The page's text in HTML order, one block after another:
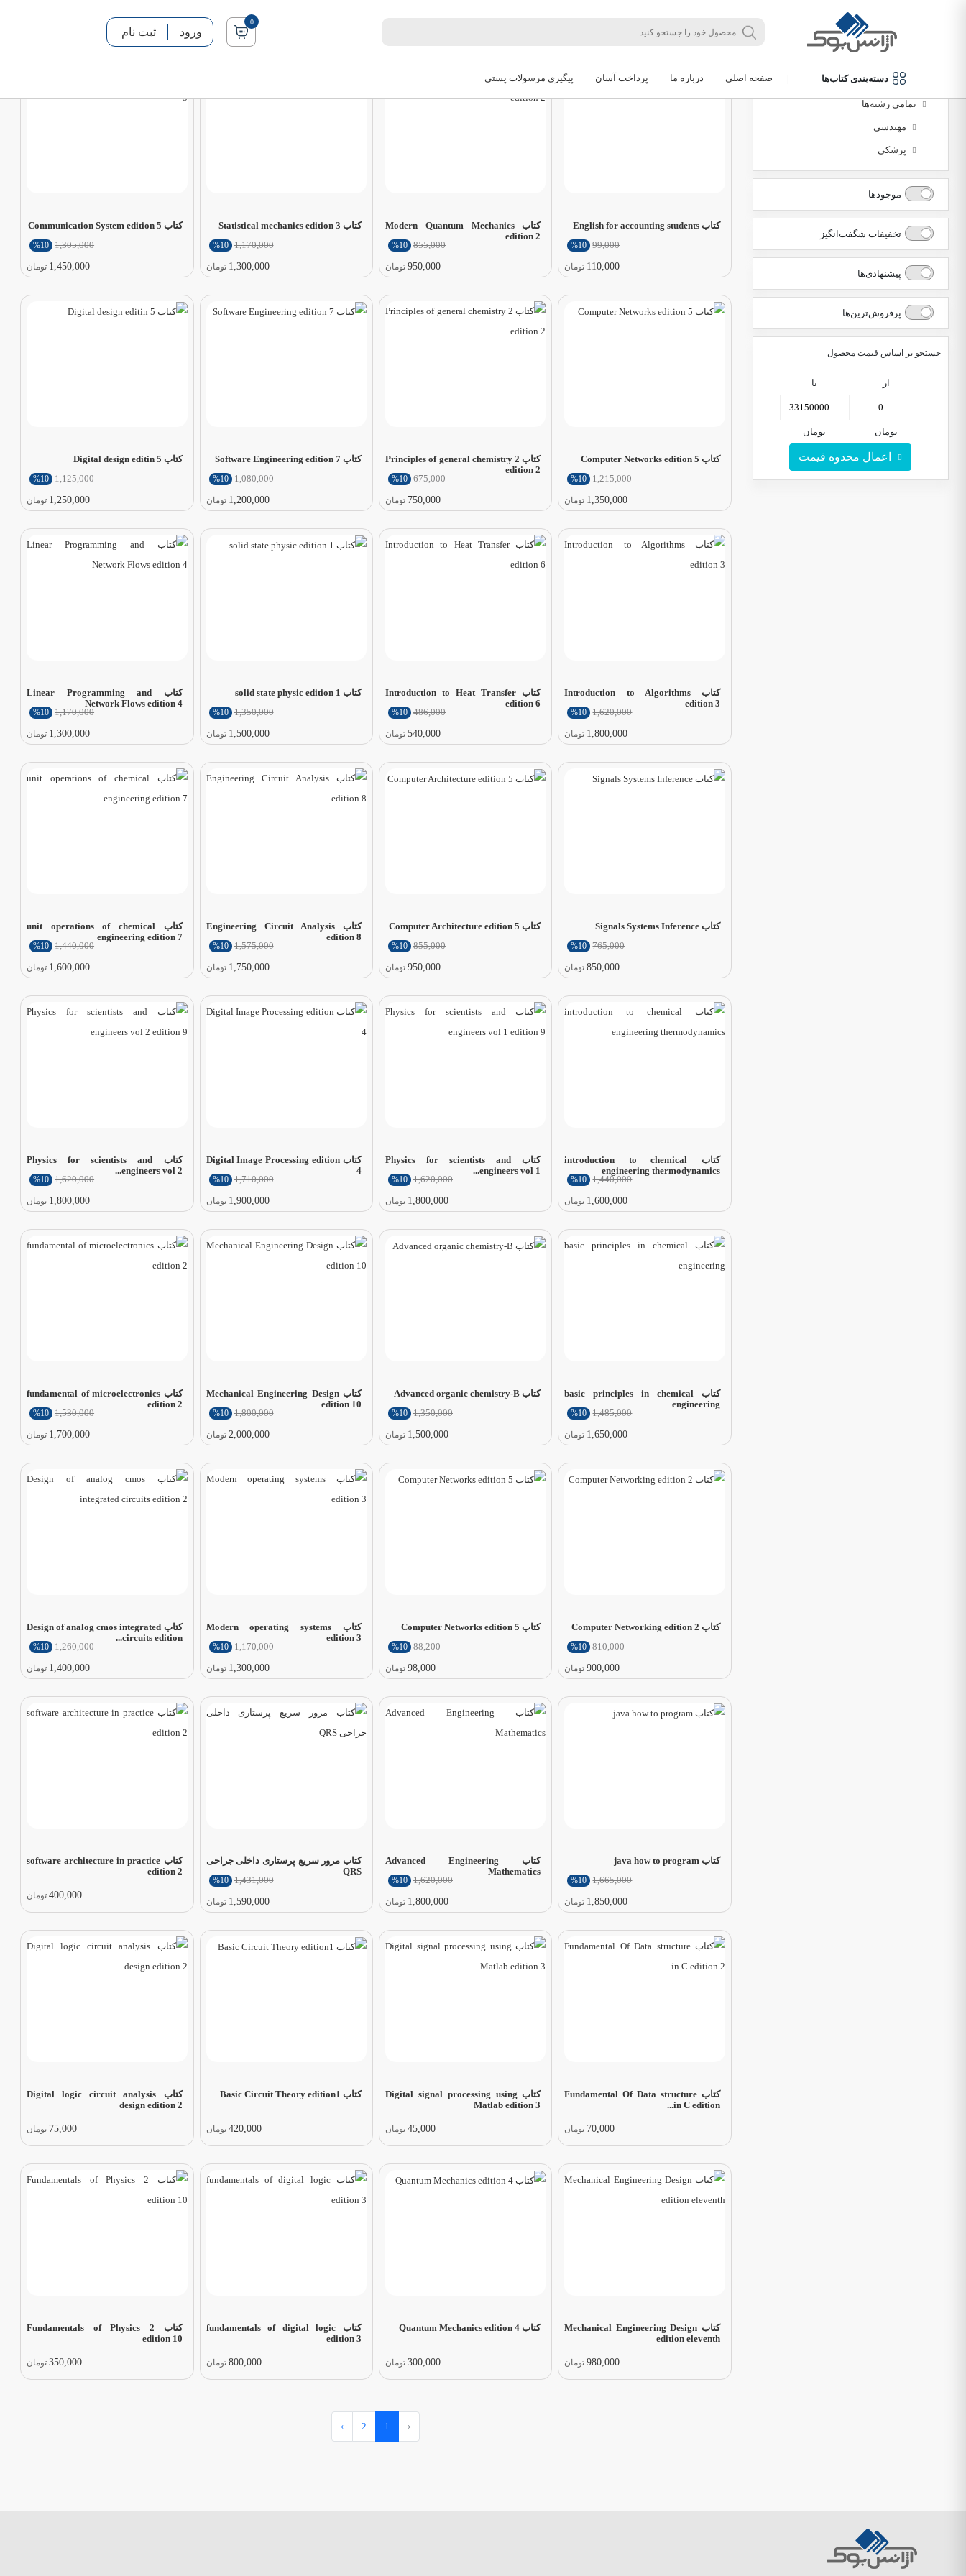
0
ورود ثبت نام
دسته‌بندی کتاب‌ها | صفحه اصلی درباره ما پرداخت آسان پیگیری مرسولات پستی
کتاب‌های لاتین
تمامی رشته‌ها
مهندسی
پزشکی
موجودها
تخفیفات شگفت‌انگیز
پیشنهادی‌ها
پرفروش‌ترین‌ها
جستجو بر اساس قیمت محصول
از
تومان
تا
تومان
اعمال محدوه قیمت
کتاب English for accounting students
99,000
%10
110,000 تومان
کتاب Modern Quantum Mechanics
edition 2
855,000
%10
950,000 تومان
کتاب Statistical mechanics edition 3
1,170,000
%10
1,300,000 تومان
کتاب Communication System edition 5
1,305,000
%10
1,450,000 تومان
کتاب Computer Networks edition 5
1,215,000
%10
1,350,000 تومان
کتاب Principles of general chemistry 2
edition 2
675,000
%10
750,000 تومان
کتاب Software Engineering edition 7
1,080,000
%10
1,200,000 تومان
کتاب Digital design editin 5
1,125,000
%10
1,250,000 تومان
کتاب Introduction to Algorithms
edition 3
1,620,000
%10
1,800,000 تومان
کتاب Introduction to Heat Transfer
edition 6
486,000
%10
540,000 تومان
کتاب solid state physic edition 1
1,350,000
%10
1,500,000 تومان
کتاب Linear Programming and
Network Flows edition 4
1,170,000
%10
1,300,000 تومان
کتاب Signals Systems Inference
765,000
%10
850,000 تومان
کتاب Computer Architecture edition 5
855,000
%10
950,000 تومان
کتاب Engineering Circuit Analysis
edition 8
1,575,000
%10
1,750,000 تومان
کتاب unit operations of chemical
engineering edition 7
1,440,000
%10
1,600,000 تومان
کتاب introduction to chemical
engineering thermodynamics
1,440,000
%10
1,600,000 تومان
کتاب Physics for scientists and
engineers vol 1...
1,620,000
%10
1,800,000 تومان
کتاب Digital Image Processing edition
4
1,710,000
%10
1,900,000 تومان
کتاب Physics for scientists and
engineers vol 2...
1,620,000
%10
1,800,000 تومان
کتاب basic principles in chemical
engineering
1,485,000
%10
1,650,000 تومان
کتاب Advanced organic chemistry-B
1,350,000
%10
1,500,000 تومان
کتاب Mechanical Engineering Design
edition 10
1,800,000
%10
2,000,000 تومان
کتاب fundamental of microelectronics
edition 2
1,530,000
%10
1,700,000 تومان
کتاب Computer Networking edition 2
810,000
%10
900,000 تومان
کتاب Computer Networks edition 5
88,200
%10
98,000 تومان
کتاب Modern operating systems
edition 3
1,170,000
%10
1,300,000 تومان
کتاب Design of analog cmos integrated
circuits edition...
1,260,000
%10
1,400,000 تومان
کتاب java how to program
1,665,000
%10
1,850,000 تومان
کتاب Advanced Engineering
Mathematics
1,620,000
%10
1,800,000 تومان
کتاب مرور سریع پرستاری داخلی جراحی
QRS
1,431,000
%10
1,590,000 تومان
کتاب software architecture in practice
edition 2
400,000 تومان
کتاب Fundamental Of Data structure
in C edition...
70,000 تومان
کتاب Digital signal processing using
Matlab edition 3
45,000 تومان
کتاب Basic Circuit Theory edition1
420,000 تومان
کتاب Digital logic circuit analysis
design edition 2
75,000 تومان
کتاب Mechanical Engineering Design
edition eleventh
980,000 تومان
کتاب Quantum Mechanics edition 4
300,000 تومان
کتاب fundamentals of digital logic
edition 3
800,000 تومان
کتاب Fundamentals of Physics 2
edition 10
350,000 تومان
‹
1
2
›